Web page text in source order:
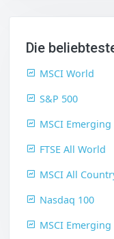
Die
MSCI World
S&P 500
MSCI
FTSE All World
MSCI All
Nasdaq 100
MSCI